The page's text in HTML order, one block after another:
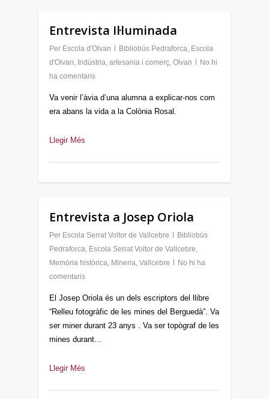
Entrevista Il·luminada
Per Escola d'Olvan Bibliobús Pedraforca, Escola
d'Olvan, Indústria, artesania i comerç, Olvan
No hi
ha comentaris
Va venir l’àvia d’una alumna a explicar-nos com
era abans la vida a la Colònia Rosal.
Llegir Més
Entrevista a Josep Oriola
Per Escola Serrat Voltor de Vallcebre
Bibliobús
Pedraforca, Escola Serrat Voltor de Vallcebre,
Memòria històrica, Mineria, Vallcebre
No hi ha
comentaris
El Josep Oriola és un dels escriptors del llibre
“Relleu fotogràfic de les mines del Berguedà”. Va
ser miner durant 23 anys . Va ser topògraf de les
mines durant…
Llegir Més